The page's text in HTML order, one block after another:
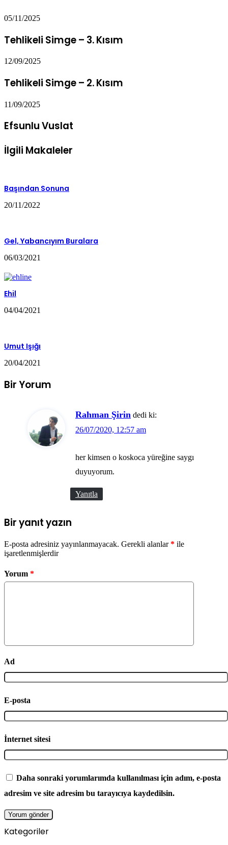
05/11/2025
Tehlikeli Simge – 3. Kısım
12/09/2025
Tehlikeli Simge – 2. Kısım
11/09/2025
Efsunlu Vuslat
İlgili Makaleler
Başından Sonuna
20/11/2022
Gel, Yabancıyım Buralara
06/03/2021
Ehil
04/04/2021
Umut Işığı
20/04/2021
Bir Yorum
Rahman Şirin dedi ki:
26/07/2020, 12:57 am
her kimsen o koskoca yüreğine saygı
duyuyorum.
Yanıtla
Bir yanıt yazın
E-posta adresiniz yayınlanmayacak. Gerekli alanlar* ile
işaretlenmişlerdir
Yorum *
Ad
E-posta
İnternet sitesi
Daha sonraki yorumlarımda kullanılması için adım, e-posta
adresim ve site adresim bu tarayıcıya kaydedilsin.
Kategoriler